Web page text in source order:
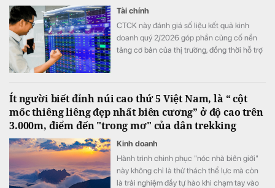
Tài chính
CTCK này đánh giá số liệu kết quả kinh
doanh quý 2/2026 góp phần củng cố nền
tảng cơ bản của thị trường, đồng thời hỗ trợ
Ít người biết đỉnh núi cao thứ 5 Việt Nam, là “ cột
mốc thiêng liêng đẹp nhất biên cương” ở độ cao trên
3.000m, điểm đến "trong mơ" của dân trekking
Kinh doanh
Hành trình chinh phục "nóc nhà biên giới"
này không chỉ là thử thách thể lực mà còn
là trải nghiệm đầy tự hào khi chạm tay vào